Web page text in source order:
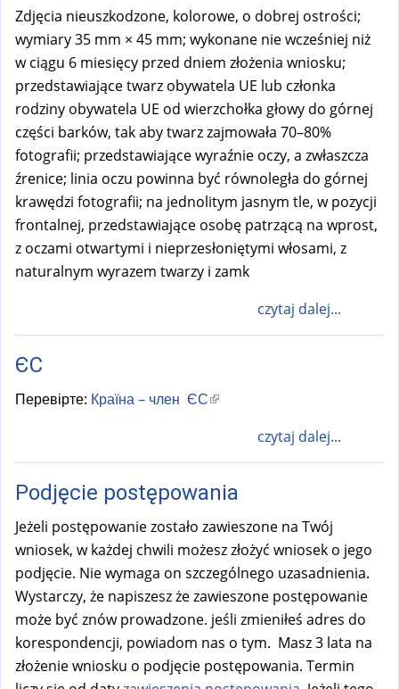
Zdjęcia nieuszkodzone, kolorowe, o dobrej ostrości;
wymiary 35 mm × 45 mm; wykonane nie wcześniej niż
w ciągu 6 miesięcy przed dniem złożenia wniosku;
przedstawiające twarz obywatela UE lub członka
rodziny obywatela UE od wierzchołka głowy do górnej
części barków, tak aby twarz zajmowała 70–80%
fotografii; przedstawiające wyraźnie oczy, a zwłaszcza
źrenice; linia oczu powinna być równoległa do górnej
krawędzi fotografii; na jednolitym jasnym tle, w pozycji
frontalnej, przedstawiające osobę patrzącą na wprost,
z oczami otwartymi i nieprzesłoniętymi włosami, z
naturalnym wyrazem twarzy i zamk
czytaj dalej...
ЄС
Перевірте: Країна – член ЄС(
n
k
s
e
x
t
e
r
n
czytaj dalej...
Podjęcie postępowania
Jeżeli postępowanie zostało zawieszone na Twój
wniosek, w każdej chwili możesz złożyć wniosek o jego
podjęcie. Nie wymaga on szczególnego uzasadnienia.
Wystarczy, że napiszesz że zawieszone postępowanie
może być znów prowadzone. jeśli zmieniłeś adres do
korespondencji, powiadom nas o tym. Masz 3 lata na
złożenie wniosku o podjęcie postępowania. Termin